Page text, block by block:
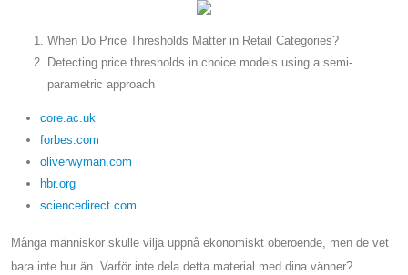
When Do Price Thresholds Matter in Retail Categories?
Detecting price thresholds in choice models using a semi-
parametric approach
core.ac.uk
forbes.com
oliverwyman.com
hbr.org
sciencedirect.com
Många människor skulle vilja uppnå ekonomiskt oberoende, men de vet
bara inte hur än. Varför inte dela detta material med dina vänner?